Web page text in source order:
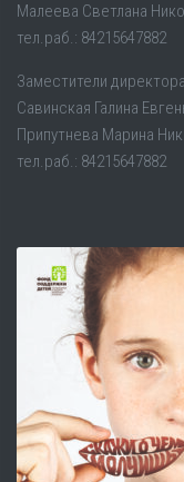
Малеева Светлана
тел.раб.: 84215647882
Заместители
Савинская Галина
Припутнева Марина
тел.раб.: 84215647882